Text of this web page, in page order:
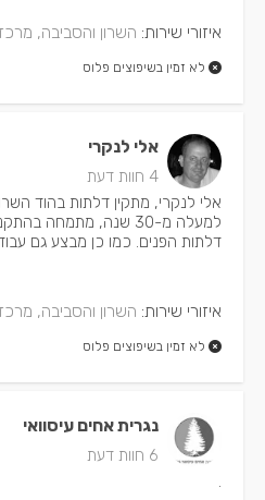
איזורי שירות: השרון והסביבה, מרכז
לא זמין בשיפוצים פלוס
אלי לנקרי
4 חוות דעת
אלי לנקרי, מתקין דלתות בהוד
למעלה מ-30 שנה, מתמחה
דלתות הפנים. כמו כן מבצע גם
איזורי שירות: השרון והסביבה,
לא זמין בשיפוצים פלוס
נגרית אחים עיסוואי
6 חוות דעת
.